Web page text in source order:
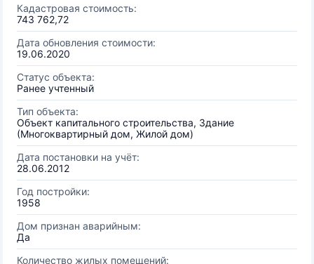
Кадастровая стоимость:
743 762,72
Дата обновления стоимости:
19.06.2020
Статус объекта:
Ранее учтенный
Тип объекта:
Объект капитального строительства, Здание
(Многоквартирный дом, Жилой дом)
Дата постановки на учёт:
28.06.2012
Год постройки:
1958
Дом признан аварийным:
Да
Количество жилых помещений: